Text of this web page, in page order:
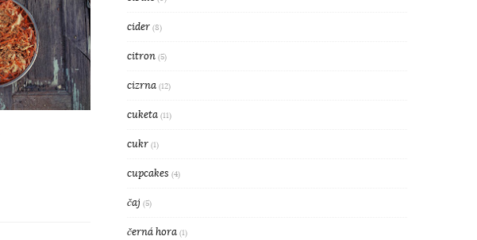
cider (8)
citron (5)
cizrna (12)
cuketa (11)
cukr (1)
cupcakes (4)
čaj (5)
černá hora (1)